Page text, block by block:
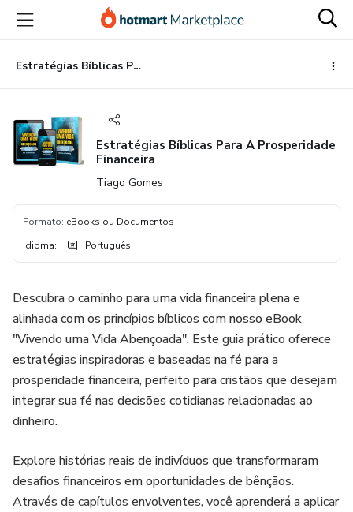
para
conteúdo
principal
para
pagamento
para
rodapé
Estratégias Bíblicas Para A Prosperidade Financeira
Estratégias Bíblicas Para A Prosperidade
Financeira
Tiago Gomes
Formato: eBooks ou Documentos
Idioma: Português
Descubra o caminho para uma vida financeira plena e
alinhada com os princípios bíblicos com nosso eBook
"Vivendo uma Vida Abençoada". Este guia prático oferece
estratégias inspiradoras e baseadas na fé para a
prosperidade financeira, perfeito para cristãos que desejam
integrar sua fé nas decisões cotidianas relacionadas ao
dinheiro.
Explore histórias reais de indivíduos que transformaram
desafios financeiros em oportunidades de bênçãos.
Através de capítulos envolventes, você aprenderá a aplicar